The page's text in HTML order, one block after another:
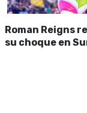
Roman Reigns
su choque en